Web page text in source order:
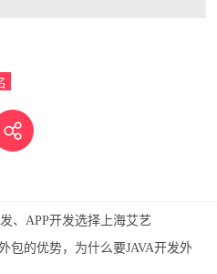
、APP开发选择上海艾艺
包的优势，为什么要JAVA开发外